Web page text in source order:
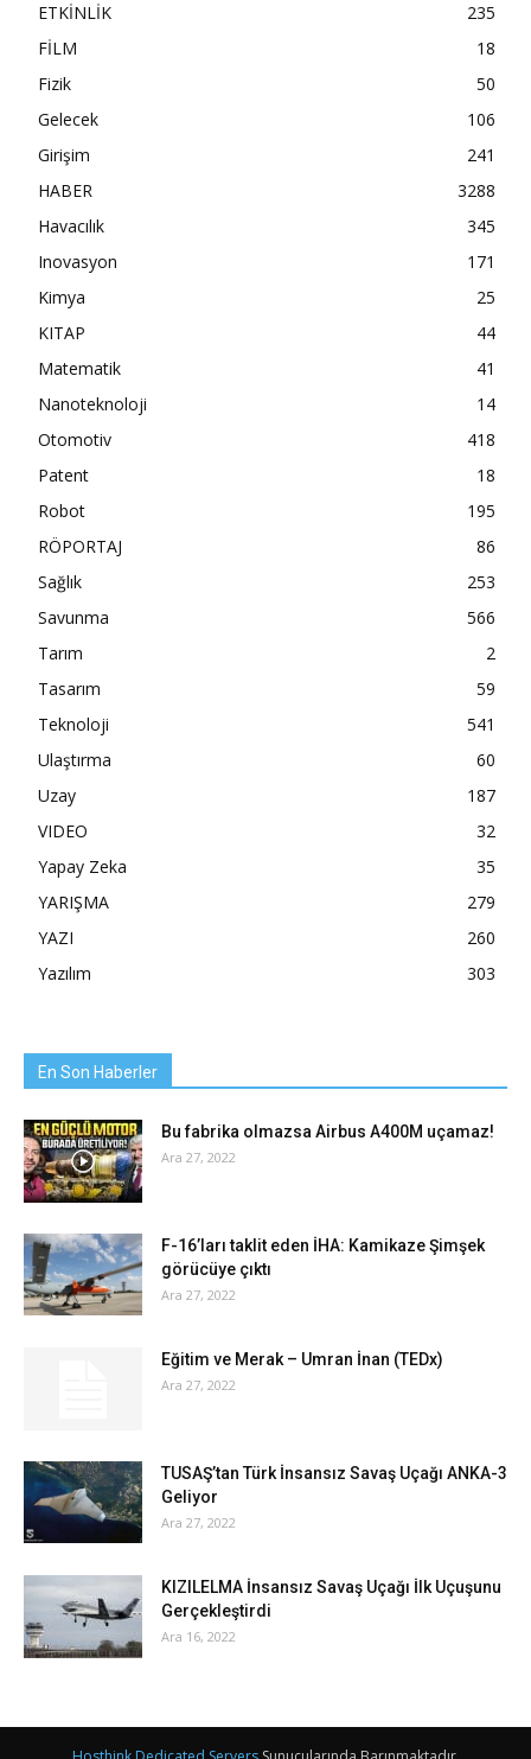
ETKİNLİK
235
FİLM
18
Fizik
50
Gelecek
106
Girişim
241
HABER
3288
Havacılık
345
Inovasyon
171
Kimya
25
KITAP
44
Matematik
41
Nanoteknoloji
14
Otomotiv
418
Patent
18
Robot
195
RÖPORTAJ
86
Sağlık
253
Savunma
566
Tarım
2
Tasarım
59
Teknoloji
541
Ulaştırma
60
Uzay
187
VIDEO
32
Yapay Zeka
35
YARIŞMA
279
YAZI
260
Yazılım
303
En Son Haberler
Bu fabrika olmazsa Airbus A400M uçamaz!
Ara 27, 2022
F-16’ları taklit eden İHA: Kamikaze Şimşek
görücüye çıktı
Ara 27, 2022
Eğitim ve Merak – Umran İnan (TEDx)
Ara 27, 2022
TUSAŞ’tan Türk İnsansız Savaş Uçağı ANKA-3
Geliyor
Ara 27, 2022
KIZILELMA İnsansız Savaş Uçağı İlk Uçuşunu
Gerçekleştirdi
Ara 16, 2022